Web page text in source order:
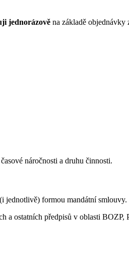
jednorázově na základě objednávky
náročnosti a druhu činnosti.
jednotlivě) formou mandátní smlouvy.
ostatních předpisů v oblasti BOZP,